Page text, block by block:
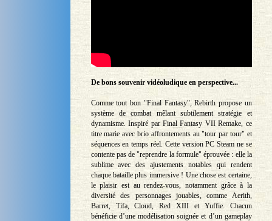
De bons souvenir vidéoludique en perspective...
Comme tout bon "Final Fantasy", Rebirth propose un
système de combat mêlant subtilement stratégie et
dynamisme. Inspiré par Final Fantasy VII Remake, ce
titre marie avec brio affrontements au "tour par tour" et
séquences en temps réel. Cette version PC Steam ne se
contente pas de "reprendre la formule" éprouvée : elle la
sublime avec des ajustements notables qui rendent
chaque bataille plus immersive ! Une chose est certaine,
le plaisir est au rendez-vous, notamment grâce à la
diversité des personnages jouables, comme Aerith,
Barret, Tifa, Cloud, Red XIII et Yuffie. Chacun
bénéficie d’une modélisation soignée et d’un gameplay